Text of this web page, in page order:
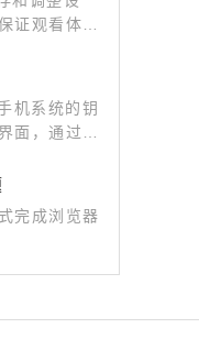
证观看体验
机系统的钥
面，通过身
完成浏览器